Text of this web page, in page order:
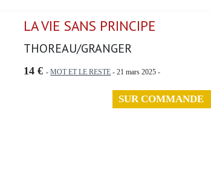
LA VIE SANS PRINCIPE
THOREAU/GRANGER
14 € -MOT ET LE RESTE - 21 mars 2025 -
SUR COMMANDE